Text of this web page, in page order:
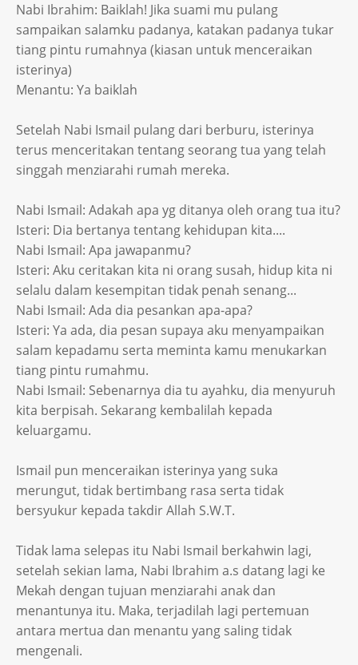
Nabi Ibrahim: Baiklah! Jika suami mu pulang
sampaikan salamku padanya, katakan padanya tukar
tiang pintu rumahnya (kiasan untuk menceraikan
isterinya)
Menantu: Ya baiklah
Setelah Nabi Ismail pulang dari berburu, isterinya
terus menceritakan tentang seorang tua yang telah
singgah menziarahi rumah mereka.
Nabi Ismail: Adakah apa yg ditanya oleh orang tua itu?
Isteri: Dia bertanya tentang kehidupan kita....
Nabi Ismail: Apa jawapanmu?
Isteri: Aku ceritakan kita ni orang susah, hidup kita ni
selalu dalam kesempitan tidak penah senang...
Nabi Ismail: Ada dia pesankan apa-apa?
Isteri: Ya ada, dia pesan supaya aku menyampaikan
salam kepadamu serta meminta kamu menukarkan
tiang pintu rumahmu.
Nabi Ismail: Sebenarnya dia tu ayahku, dia menyuruh
kita berpisah. Sekarang kembalilah kepada
keluargamu.
Ismail pun menceraikan isterinya yang suka
merungut, tidak bertimbang rasa serta tidak
bersyukur kepada takdir Allah S.W.T.
Tidak lama selepas itu Nabi Ismail berkahwin lagi,
setelah sekian lama, Nabi Ibrahim a.s datang lagi ke
Mekah dengan tujuan menziarahi anak dan
menantunya itu. Maka, terjadilah lagi pertemuan
antara mertua dan menantu yang saling tidak
mengenali.